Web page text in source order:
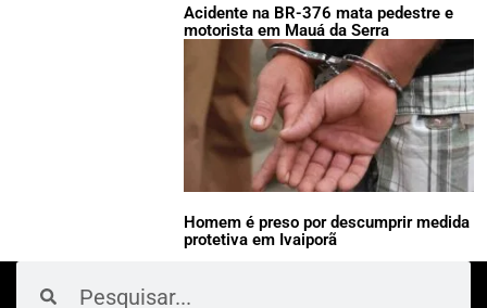
Acidente na BR-376 mata pedestre e
motorista em Mauá da Serra
Homem é preso por descumprir medida
protetiva em Ivaiporã